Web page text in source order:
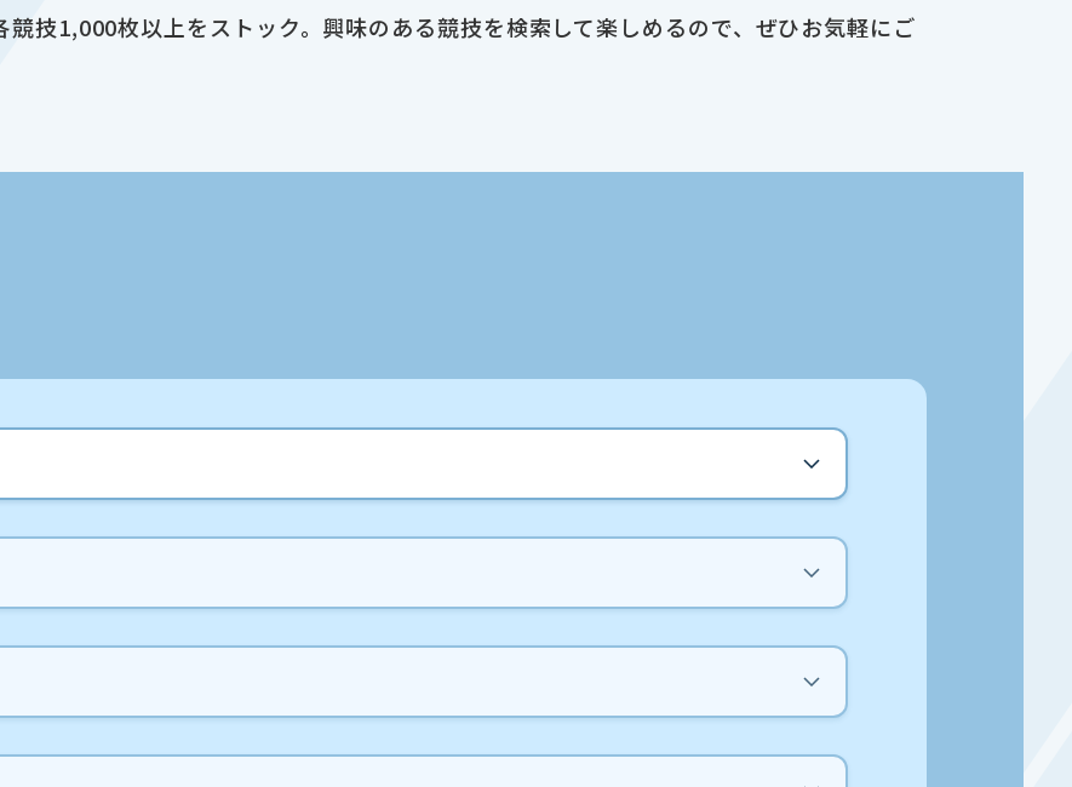
技1,000枚以上をストック。興味のある競技を検索して楽しめるので、ぜひお気軽にご